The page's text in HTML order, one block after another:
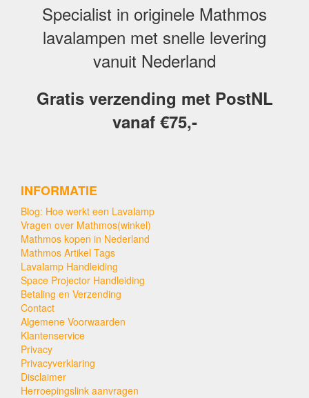
Specialist in originele Mathmos
lavalampen met snelle levering
vanuit Nederland
Gratis verzending met PostNL
vanaf €75,-
INFORMATIE
Blog: Hoe werkt een Lavalamp
Vragen over Mathmos(winkel)
Mathmos kopen in Nederland
Mathmos Artikel Tags
Lavalamp Handleiding
Space Projector Handleiding
Betaling en Verzending
Contact
Algemene Voorwaarden
Klantenservice
Privacy
Privacyverklaring
Disclaimer
Herroepingslink aanvragen